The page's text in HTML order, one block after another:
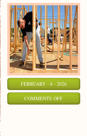
FEBRUARY - 8 - 2026
COMMENTS OFFON